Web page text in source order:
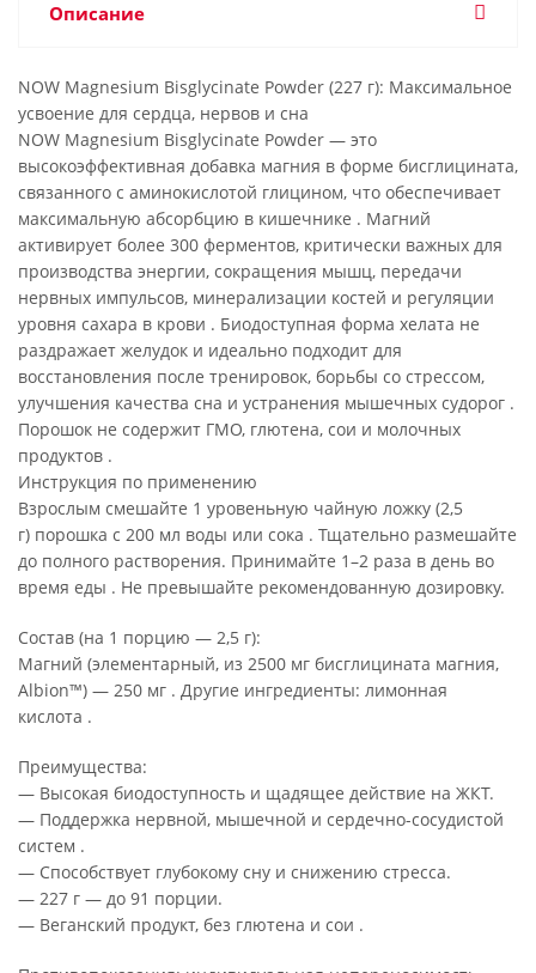
Описание
NOW Magnesium Bisglycinate Powder (227 г): Максимальное
усвоение для сердца, нервов и сна
NOW Magnesium Bisglycinate Powder — это
высокоэффективная добавка магния в форме бисглицината,
связанного с аминокислотой глицином, что обеспечивает
максимальную абсорбцию в кишечнике . Магний
активирует более 300 ферментов, критически важных для
производства энергии, сокращения мышц, передачи
нервных импульсов, минерализации костей и регуляции
уровня сахара в крови . Биодоступная форма хелата не
раздражает желудок и идеально подходит для
восстановления после тренировок, борьбы со стрессом,
улучшения качества сна и устранения мышечных судорог .
Порошок не содержит ГМО, глютена, сои и молочных
продуктов .
Инструкция по применению
Взрослым смешайте 1 уровеньную чайную ложку (2,5
г) порошка с 200 мл воды или сока . Тщательно размешайте
до полного растворения. Принимайте 1–2 раза в день во
время еды . Не превышайте рекомендованную дозировку.
Состав (на 1 порцию — 2,5 г):
Магний (элементарный, из 2500 мг бисглицината магния,
Albion™) — 250 мг . Другие ингредиенты: лимонная
кислота .
Преимущества:
— Высокая биодоступность и щадящее действие на ЖКТ.
— Поддержка нервной, мышечной и сердечно-сосудистой
систем .
— Способствует глубокому сну и снижению стресса.
— 227 г — до 91 порции.
— Веганский продукт, без глютена и сои .